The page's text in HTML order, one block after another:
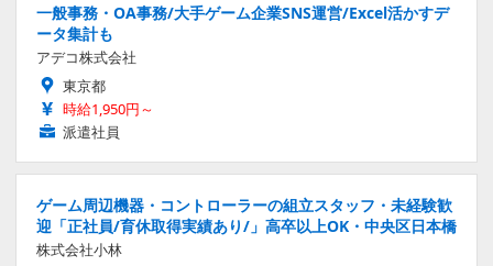
一般事務・OA事務/大手ゲーム企業SNS運営/Excel活かすデ
ータ集計も
アデコ株式会社
東京都
時給1,950円～
派遣社員
ゲーム周辺機器・コントローラーの組立スタッフ・未経験歓
迎「正社員/育休取得実績あり/」高卒以上OK・中央区日本橋
株式会社小林